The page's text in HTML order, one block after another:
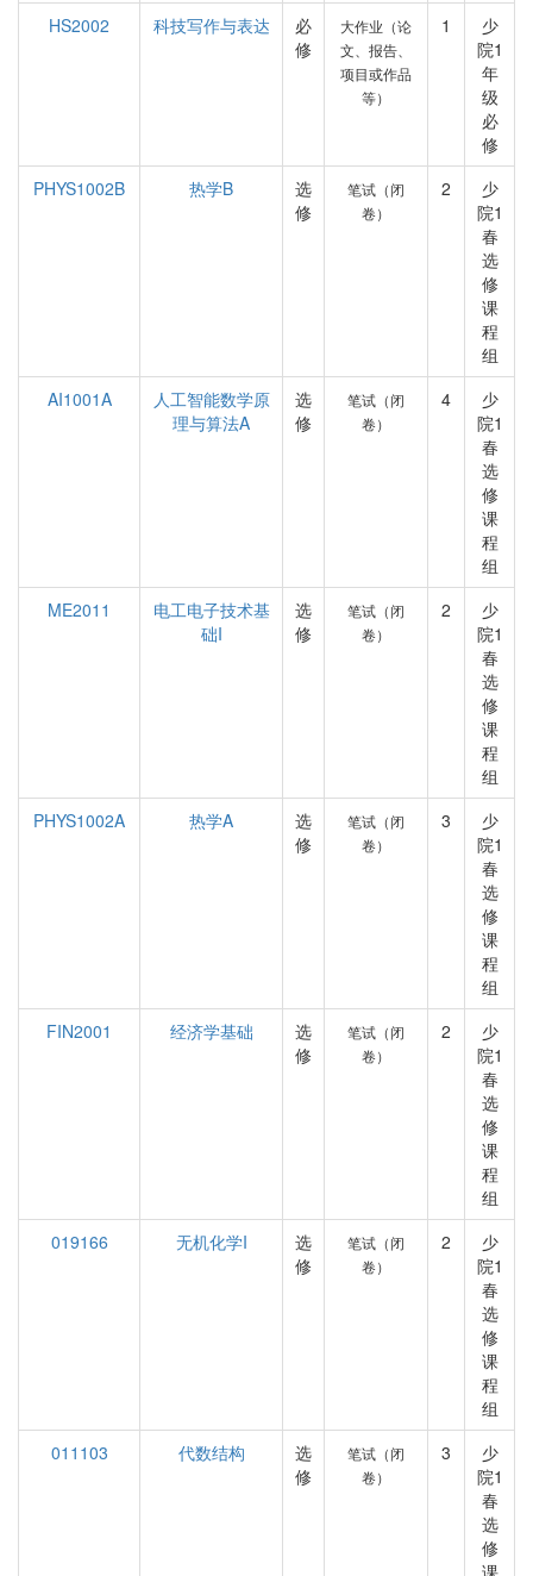
HS2002
科技写作与表达
必
修
大作业（论
文、报告、
项目或作品
等）
1
少
院1
年
级
必
修
PHYS1002B
热学B
选
修
笔试（闭
卷）
2
少
院1
春
选
修
课
程
组
AI1001A
人工智能数学原
理与算法A
选
修
笔试（闭
卷）
4
少
院1
春
选
修
课
程
组
ME2011
电工电子技术基
础I
选
修
笔试（闭
卷）
2
少
院1
春
选
修
课
程
组
PHYS1002A
热学A
选
修
笔试（闭
卷）
3
少
院1
春
选
修
课
程
组
FIN2001
经济学基础
选
修
笔试（闭
卷）
2
少
院1
春
选
修
课
程
组
019166
无机化学I
选
修
笔试（闭
卷）
2
少
院1
春
选
修
课
程
组
011103
代数结构
选
修
笔试（闭
卷）
3
少
院1
春
选
修
课